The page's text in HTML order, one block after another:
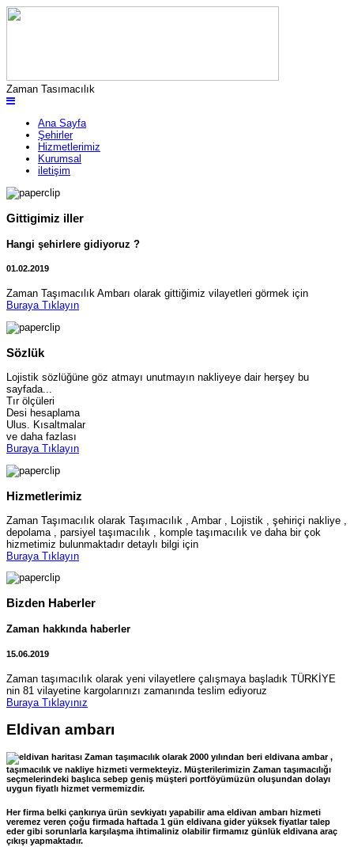
Zaman Tasımacılık
Ana Sayfa
Şehirler
Hizmetlerimiz
Kurumsal
iletişim
Gittigimiz iller
Hangi şehirlere gidiyoruz ?
01.02.2019
Zaman Taşımacılık Ambarı olarak gittiğimiz vilayetleri görmek için
Buraya Tıklayın
Sözlük
Lojistik sözlüğüne göz atmayı unutmayın nakliyeye dair herşey bu
sayfada...
Tır ölçüleri
Desi hesaplama
Ulus. Kısaltmalar
ve daha fazlası
Buraya Tıklayın
Hizmetlerimiz
Zaman Taşımacılık olarak Taşımacılık , Ambar , Lojistik , şehiriçi nakliye ,
depolama , parsiyel taşımacılık , komple taşımacılık ve daha bir çok
hizmetimiz bulunmaktadır detaylı bilgi için
Buraya Tıklayın
Bizden Haberler
Zaman hakkında haberler
15.06.2019
Zaman taşımacılık olarak yeni vilayetlere çalışmaya başladık TÜRKİYE
nin 81 vilayetine kargolarınızı zamanında teslim ediyoruz
Buraya Tıklayınız
Eldivan ambarı
Zaman taşımacılık olarak 2000 yılından beri eldivana ambar ,
taşımacılık ve nakliye hizmeti vermekteyiz. Müşterilerimizin Zaman taşımacılığı
seçmelerindeki başlıca sebep geniş müşteri portföyümüzün oluşundan dolayı
uygun fiyatlı hizmet vermemizdir.
Her firma belki çankırıya ürün sevkiyatı yapabilir ama eldivan ambarı hizmeti
veremez veren çoğu firmada haftada 1 gün eldivana gider yüksek fiyatlar talep
eder gibi sorunlarla karşılaşma ihtimaliniz olabilir firmamız günlük eldivana araç
çıkışı yapmaktadır.